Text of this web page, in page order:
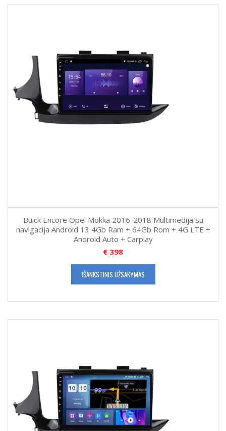
Buick Encore Opel Mokka 2016-2018 Multimedija su
navigacija Android 13 4Gb Ram + 64Gb Rom + 4G LTE +
Android Auto + Carplay
€ 398
IŠANKSTINIS UŽSAKYMAS